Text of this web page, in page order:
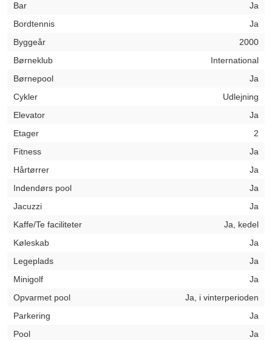
Bar
Ja
Bordtennis
Ja
Byggeår
2000
Børneklub
International
Børnepool
Ja
Cykler
Udlejning
Elevator
Ja
Etager
2
Fitness
Ja
Hårtørrer
Ja
Indendørs pool
Ja
Jacuzzi
Ja
Kaffe/Te faciliteter
Ja, kedel
Køleskab
Ja
Legeplads
Ja
Minigolf
Ja
Opvarmet pool
Ja, i vinterperioden
Parkering
Ja
Pool
Ja